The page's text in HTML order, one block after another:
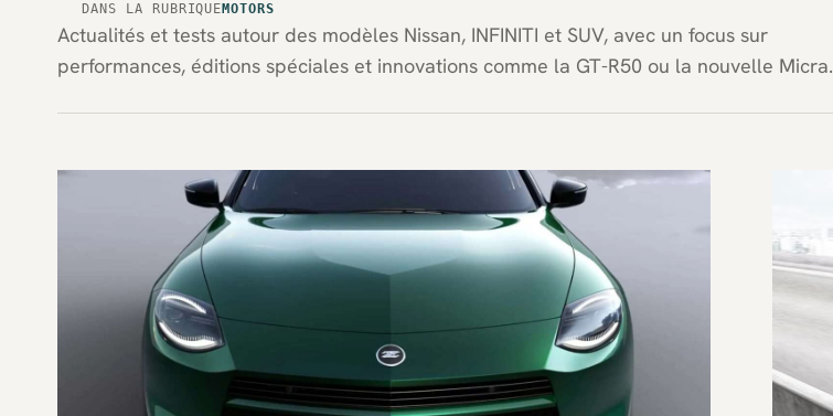
DANS LA RUBRIQUE MOTORS
Actualités et tests autour des modèles Nissan, INFINITI et SUV, avec un focus sur
performances, éditions spéciales et innovations comme la GT-R50 ou la nouvelle Micra.